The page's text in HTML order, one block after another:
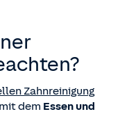
Zahnreinigung
mit dem Essen und